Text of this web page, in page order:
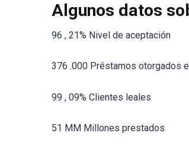
Algunos datos
96 , 21% Nivel de aceptación
376 .000 Préstamos otorgados
99 , 09% Clientes leales
51 MM Millones prestados